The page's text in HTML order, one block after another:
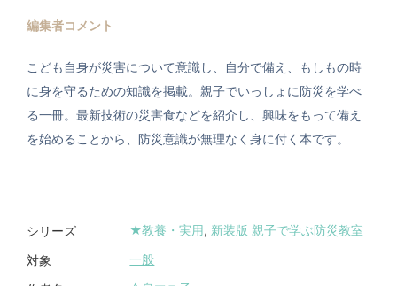
編集者コメント
こども自身が災害について意識し、自分で備え、もしもの時
に身を守るための知識を掲載。親子でいっしょに防災を学べ
る一冊。最新技術の災害食などを紹介し、興味をもって備え
を始めることから、防災意識が無理なく身に付く本です。
シリーズ ★教養・実用, 新装版 親子で学ぶ防災教室
対象 一般